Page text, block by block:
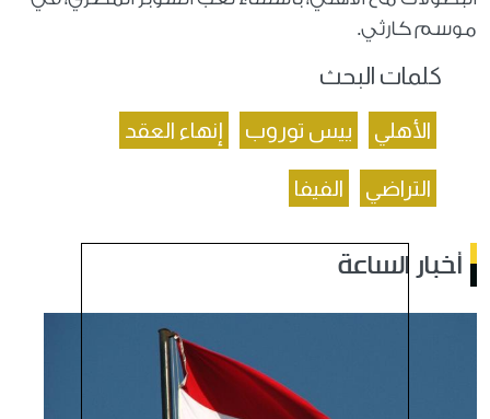
موسم كارثي.
كلمات البحث
الأهلي ييس توروب إنهاء العقد
التراضي الفيفا
أخبار الساعة